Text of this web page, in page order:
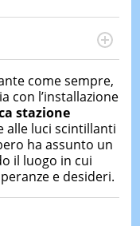
DI
IERI
ha
& Social Media
SEO e realizza
focus su Costume &
come sempre,
con l’installazione
stazione
alle luci scintillanti
ha assunto un
il luogo in cui
e desideri.